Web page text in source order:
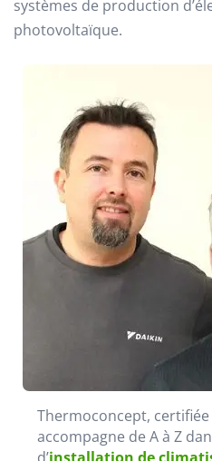
systèmes de production
photovoltaïque.
Thermoconcept, certifiée
accompagne de A à Z